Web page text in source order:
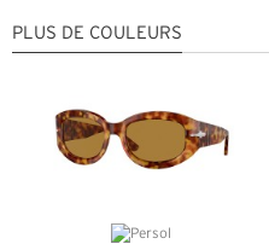
PLUS DE COULEURS